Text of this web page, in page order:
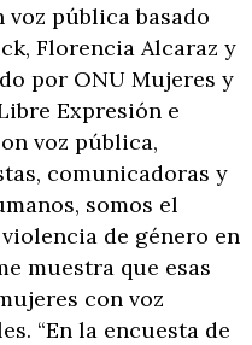
pública basado
Florencia Alcaraz y
por ONU Mujeres y
Expresión e
voz pública,
comunicadoras y
somos el
de género en
muestra que esas
con voz
“En la encuesta de